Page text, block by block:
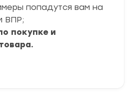
попадутся вам на
ВПР;
покупке и